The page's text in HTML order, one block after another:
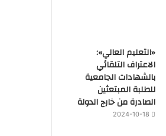
«التعليم العالي»:
الاعتراف التلقائي
بالشهادات الجامعية
للطلبة المبتعثين
الصادرة من خارج الدولة
2024-10-18